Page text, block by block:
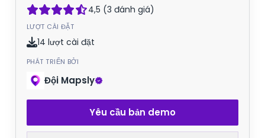
4,5 (3 đánh giá)
LƯỢT CÀI ĐẶT
14 lượt cài đặt
PHÁT TRIỂN BỞI
Đội Mapsly
Yêu cầu bản demo